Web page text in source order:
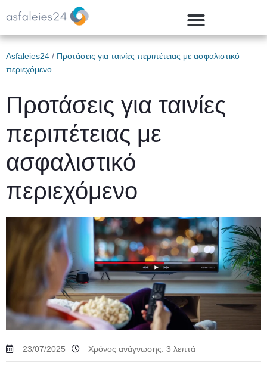
Asfaleies24 / Προτάσεις για ταινίες περιπέτειας με ασφαλιστικό
περιεχόμενο
Προτάσεις για ταινίες
περιπέτειας με
ασφαλιστικό
περιεχόμενο
23/07/2025 Χρόνος ανάγνωσης: 3 λεπτά